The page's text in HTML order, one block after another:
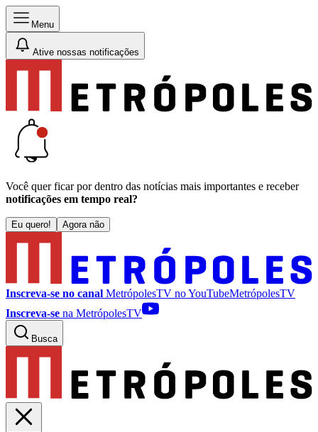
Menu
Ative nossas notificações
Você quer ficar por dentro das notícias mais importantes e receber
notificações em tempo real?
Eu quero! Agora não
Inscreva-se no canal MetrópolesTV noYouTubeMetrópolesTV
Inscreva-se na MetrópolesTV
Busca